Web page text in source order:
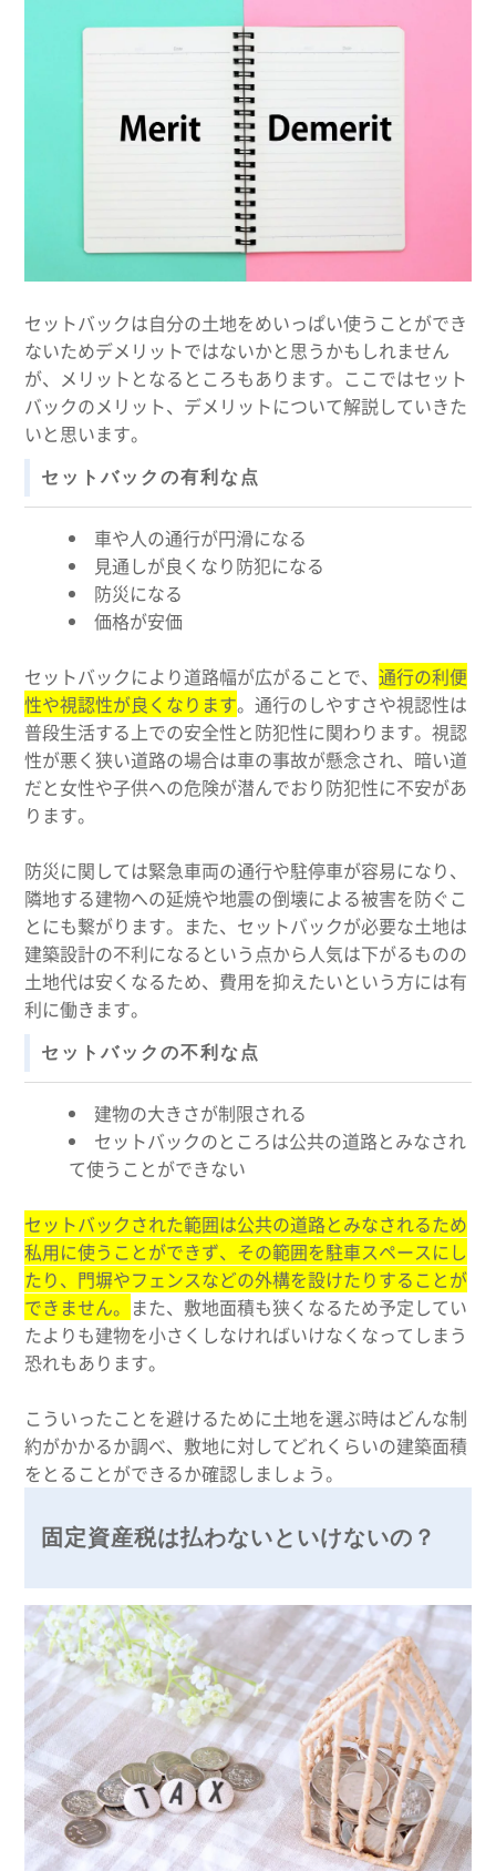
セットバックは自分の土地をめいっぱい使うことができ
ないためデメリットではないかと思うかもしれません
が、メリットとなるところもあります。ここではセット
バックのメリット、デメリットについて解説していきた
いと思います。
セットバックの有利な点
車や人の通行が円滑になる
見通しが良くなり防犯になる
防災になる
価格が安価
セットバックにより道路幅が広がることで、通行の利便
性や視認性が良くなります。通行のしやすさや視認性は
普段生活する上での安全性と防犯性に関わります。視認
性が悪く狭い道路の場合は車の事故が懸念され、暗い道
だと女性や子供への危険が潜んでおり防犯性に不安があ
ります。
防災に関しては緊急車両の通行や駐停車が容易になり、
隣地する建物への延焼や地震の倒壊による被害を防ぐこ
とにも繋がります。また、セットバックが必要な土地は
建築設計の不利になるという点から人気は下がるものの
土地代は安くなるため、費用を抑えたいという方には有
利に働きます。
セットバックの不利な点
建物の大きさが制限される
セットバックのところは公共の道路とみなされ
て使うことができない
セットバックされた範囲は公共の道路とみなされるため
私用に使うことができず、その範囲を駐車スペースにし
たり、門塀やフェンスなどの外構を設けたりすることが
できません。 また、敷地面積も狭くなるため予定してい
たよりも建物を小さくしなければいけなくなってしまう
恐れもあります。
こういったことを避けるために土地を選ぶ時はどんな制
約がかかるか調べ、敷地に対してどれくらいの建築面積
をとることができるか確認しましょう。
固定資産税は払わないといけないの？